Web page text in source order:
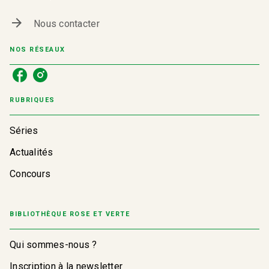
arrow_forward Nous contacter
NOS RÉSEAUX
RUBRIQUES
Séries
Actualités
Concours
BIBLIOTHÈQUE ROSE ET VERTE
Qui sommes-nous ?
Inscription à la newsletter